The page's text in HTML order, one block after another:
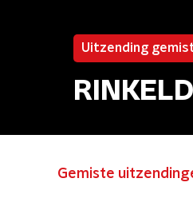
Uitzending
Gemiste